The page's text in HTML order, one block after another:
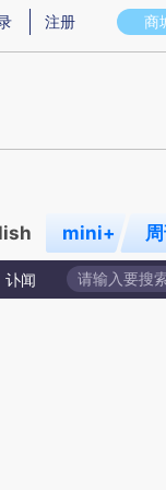
意图存在偏差。不代表
商
注册
mini+ 周
讣闻